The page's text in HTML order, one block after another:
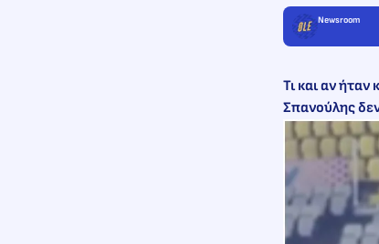
Newsroom
Τι και αν
Σπανούλης